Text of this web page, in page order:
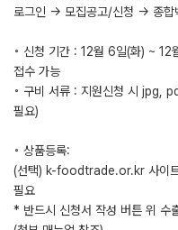
로그인 → 모집공고/신청 → 종합
◦ 신청 기간 : 12월 6일(화) ~
접수 가능
◦ 구비 서류 : 지원신청 시 jpg,
필요)
◦ 상품등록:
(선택) k-foodtrade.or.kr 사이트
필요
* 반드시 신청서 작성 버튼 위 수